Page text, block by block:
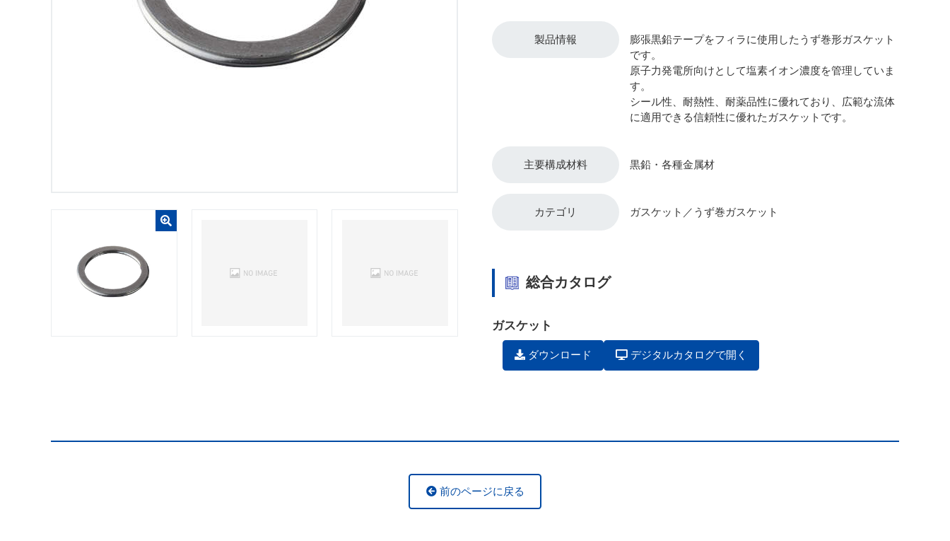
製品情報
膨張黒鉛テープをフィラに使用したうず巻形ガスケット
です。
原子力発電所向けとして塩素イオン濃度を管理していま
す。
シール性、耐熱性、耐薬品性に優れており、広範な流体
に適用できる信頼性に優れたガスケットです。
主要構成材料 黒鉛・各種金属材
カテゴリ ガスケット／うず巻ガスケット
総合カタログ
ガスケット
ダウンロード デジタルカタログで開く
前のページに戻る